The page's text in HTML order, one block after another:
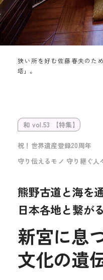
狭い所を好む佐藤春夫のた
塔」。
和 vol.53 【特集】
祝！世界遺産登録20周年
守り伝えるモノ 守り継ぐ人
熊野古道と海を
日本各地と繋が
新宮に息
文化の遺